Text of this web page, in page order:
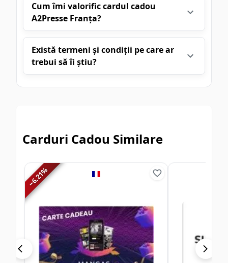
Cum îmi valorific cardul cadou
A2Presse Franța?
Există termeni și condiții pe care ar
trebui să îi știu?
Carduri Cadou Similare
−
6.21
%